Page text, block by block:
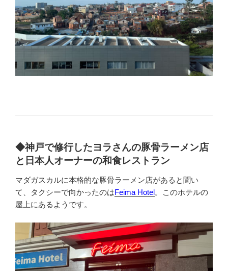
◆神戸で修行したヨラさんの豚骨ラーメン店
と日本人オーナーの和食レストラン
マダガスカルに本格的な豚骨ラーメン店があると聞い
て、タクシーで向かったのはFeima Hotel 。このホテルの
屋上にあるようです。